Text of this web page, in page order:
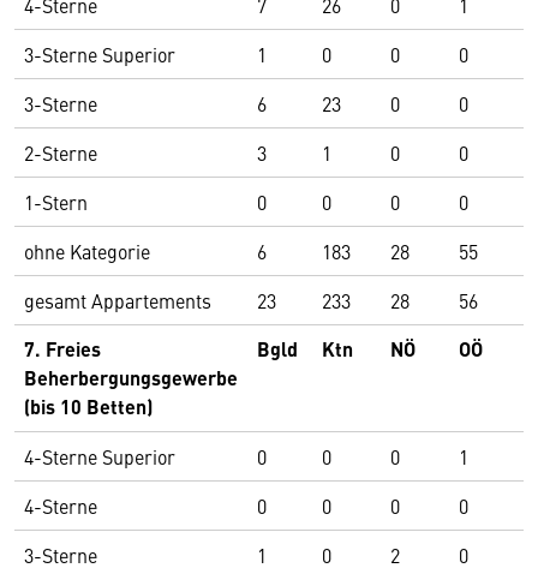
3-Sterne Superior
1 0 0 0
3-Sterne
6 23 0 0
2-Sterne
3 1 0 0
1-Stern
0 0 0 0
ohne Kategorie
6 183 28 55
gesamt Appartements
23 233 28 56
7. Freies
Beherbergungsgewerbe
(bis 10 Betten)
Bgld Ktn NÖ OÖ
4-Sterne Superior 0 0 0 1
4-Sterne
0 0 0 0
3-Sterne
1 0 2 0